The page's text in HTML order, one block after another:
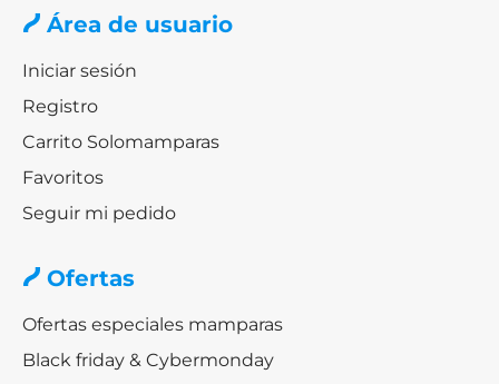
Área de usuario
Iniciar sesión
Registro
Carrito Solomamparas
Favoritos
Seguir mi pedido
Ofertas
Ofertas especiales mamparas
Black friday & Cybermonday